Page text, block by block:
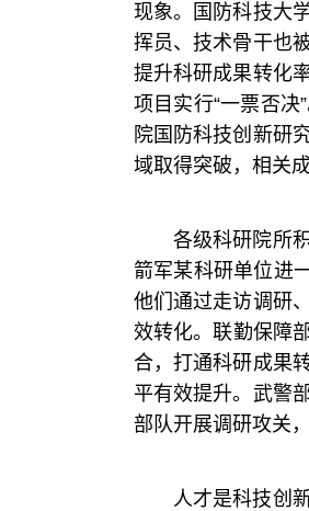
现象。国防科技大
挥员、技术骨干也
提升科研成果转化
项目实行“一票否
院国防科技创新研
域取得突破，相关
各级科研院所
箭军某科研单位进
他们通过走访调研
效转化。联勤保障
合，打通科研成果
平有效提升。武警
部队开展调研攻关
人才是科技创